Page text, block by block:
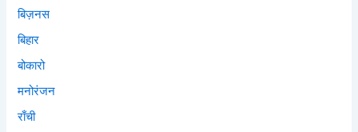
बिज़नस
बिहार
बोकारो
मनोरंजन
राँची